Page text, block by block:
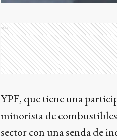
Ads
YPF, que tiene una
minorista de
sector con una senda de